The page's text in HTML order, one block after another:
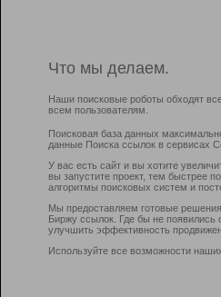
Что мы делаем.
Наши поисковые роботы обходят
всем пользователям.
Поисковая база данных
данные Поиска ссылок в сервисах
У вас есть сайт и вы хотите
вы запустите проект, тем быстрее
алгоритмы поисковых систем и
Мы предоставляем готовые
Биржу ссылок. Где бы не
улучшить эффективность
Используйте все возможности